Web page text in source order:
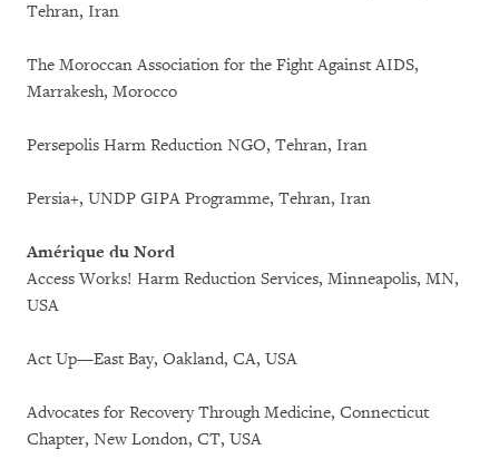
Tehran, Iran
The Moroccan Association for the Fight Against AIDS,
Marrakesh, Morocco
Persepolis Harm Reduction NGO, Tehran, Iran
Persia+, UNDP GIPA Programme, Tehran, Iran
Amérique du Nord
Access Works! Harm Reduction Services, Minneapolis, MN,
USA
Act Up—East Bay, Oakland, CA, USA
Advocates for Recovery Through Medicine, Connecticut
Chapter, New London, CT, USA